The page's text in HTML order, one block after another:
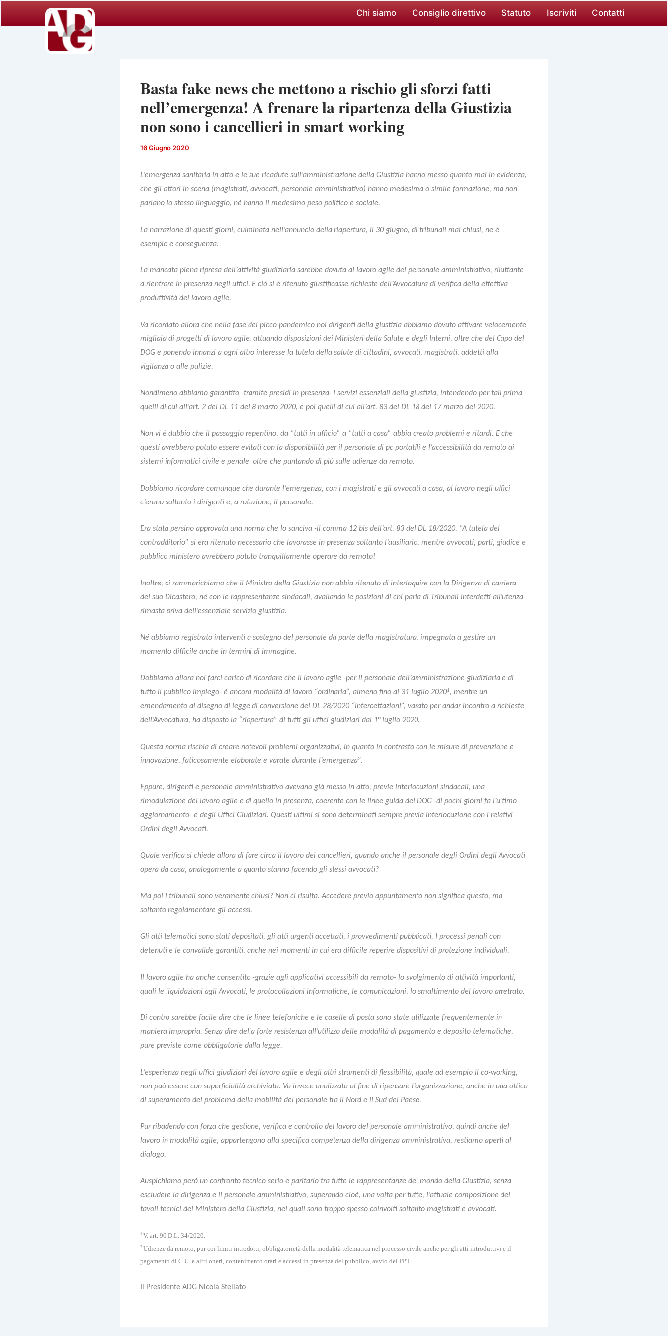
Chi siamo Consiglio direttivo Statuto Iscriviti Contatti
Basta fake news che mettono a rischio gli sforzi fatti
nell’emergenza! A frenare la ripartenza della Giustizia
non sono i cancellieri in smart working
16 Giugno 2020
L’emergenza sanitaria in atto e le sue ricadute sull’amministrazione della Giustizia hanno messo quanto mai in evidenza,
che gli attori in scena (magistrati, avvocati, personale amministrativo) hanno medesima o simile formazione, ma non
parlano lo stesso linguaggio, né hanno il medesimo peso politico e sociale.
La narrazione di questi giorni, culminata nell’annuncio della riapertura, il 30 giugno, di tribunali mai chiusi, ne è
esempio e conseguenza.
La mancata piena ripresa dell’attività giudiziaria sarebbe dovuta al lavoro agile del personale amministrativo, riluttante
a rientrare in presenza negli uffici. E ciò si è ritenuto giustificasse richieste dell’Avvocatura di verifica della effettiva
produttività del lavoro agile.
Va ricordato allora che nella fase del picco pandemico noi dirigenti della giustizia abbiamo dovuto attivare velocemente
migliaia di progetti di lavoro agile, attuando disposizioni dei Ministeri della Salute e degli Interni, oltre che del Capo del
DOG e ponendo innanzi a ogni altro interesse la tutela della salute di cittadini, avvocati, magistrati, addetti alla
vigilanza o alle pulizie.
Nondimeno abbiamo garantito -tramite presidi in presenza- i servizi essenziali della giustizia, intendendo per tali prima
quelli di cui all’art. 2 del DL 11 del 8 marzo 2020, e poi quelli di cui all’art. 83 del DL 18 del 17 marzo del 2020.
Non vi è dubbio che il passaggio repentino, da “tutti in ufficio” a “tutti a casa” abbia creato problemi e ritardi. E che
questi avrebbero potuto essere evitati con la disponibilità per il personale di pc portatili e l’accessibilità da remoto ai
sistemi informatici civile e penale, oltre che puntando di più sulle udienze da remoto.
Dobbiamo ricordare comunque che durante l’emergenza, con i magistrati e gli avvocati a casa, al lavoro negli uffici
c’erano soltanto i dirigenti e, a rotazione, il personale.
Era stata persino approvata una norma che lo sanciva -il comma 12 bis dell’art. 83 del DL 18/2020. “A tutela del
contradditorio” si era ritenuto necessario che lavorasse in presenza soltanto l’ausiliario, mentre avvocati, parti, giudice e
pubblico ministero avrebbero potuto tranquillamente operare da remoto!
Inoltre, ci rammarichiamo che il Ministro della Giustizia non abbia ritenuto di interloquire con la Dirigenza di carriera
del suo Dicastero, né con le rappresentanze sindacali, avallando le posizioni di chi parla di Tribunali interdetti all’utenza
rimasta priva dell’essenziale servizio giustizia.
Né abbiamo registrato interventi a sostegno del personale da parte della magistratura, impegnata a gestire un
momento difficile anche in termini di immagine.
Dobbiamo allora noi farci carico di ricordare che il lavoro agile -per il personale dell’amministrazione giudiziaria e di
tutto il pubblico impiego- è ancora modalità di lavoro “ordinaria”, almeno fino al 31 luglio 20201, mentre un
emendamento al disegno di legge di conversione del DL 28/2020 “intercettazioni”, varato per andar incontro a richieste
dell’Avvocatura, ha disposto la “riapertura” di tutti gli uffici giudiziari dal 1° luglio 2020.
Questa norma rischia di creare notevoli problemi organizzativi, in quanto in contrasto con le misure di prevenzione e
innovazione, faticosamente elaborate e varate durante l’emergenza2.
Eppure, dirigenti e personale amministrativo avevano già messo in atto, previe interlocuzioni sindacali, una
rimodulazione del lavoro agile e di quello in presenza, coerente con le linee guida del DOG -di pochi giorni fa l’ultimo
aggiornamento- e degli Uffici Giudiziari. Questi ultimi si sono determinati sempre previa interlocuzione con i relativi
Ordini degli Avvocati.
Quale verifica si chiede allora di fare circa il lavoro dei cancellieri, quando anche il personale degli Ordini degli Avvocati
opera da casa, analogamente a quanto stanno facendo gli stessi avvocati?
Ma poi i tribunali sono veramente chiusi? Non ci risulta. Accedere previo appuntamento non significa questo, ma
soltanto regolamentare gli accessi.
Gli atti telematici sono stati depositati, gli atti urgenti accettati, i provvedimenti pubblicati. I processi penali con
detenuti e le convalide garantiti, anche nei momenti in cui era difficile reperire dispositivi di protezione individuali.
Il lavoro agile ha anche consentito -grazie agli applicativi accessibili da remoto- lo svolgimento di attività importanti,
quali le liquidazioni agli Avvocati, le protocollazioni informatiche, le comunicazioni, lo smaltimento del lavoro arretrato.
Di contro sarebbe facile dire che le linee telefoniche e le caselle di posta sono state utilizzate frequentemente in
maniera impropria. Senza dire della forte resistenza all’utilizzo delle modalità di pagamento e deposito telematiche,
pure previste come obbligatorie dalla legge.
L’esperienza negli uffici giudiziari del lavoro agile e degli altri strumenti di flessibilità, quale ad esempio il co-working,
non può essere con superficialità archiviata. Va invece analizzata al fine di ripensare l’organizzazione, anche in una ottica
di superamento del problema della mobilità del personale tra il Nord e il Sud del Paese.
Pur ribadendo con forza che gestione, verifica e controllo del lavoro del personale amministrativo, quindi anche del
lavoro in modalità agile, appartengono alla specifica competenza della dirigenza amministrativa, restiamo aperti al
dialogo.
Auspichiamo però un confronto tecnico serio e paritario tra tutte le rappresentanze del mondo della Giustizia, senza
escludere la dirigenza e il personale amministrativo, superando cioè, una volta per tutte, l’attuale composizione dei
tavoli tecnici del Ministero della Giustizia, nei quali sono troppo spesso coinvolti soltanto magistrati e avvocati.
1 V. art. 90 D.L. 34/2020.
2 Udienze da remoto, pur coi limiti introdotti, obbligatorietà della modalità telematica nel processo civile anche per gli atti introduttivi e il
pagamento di C.U. e altri oneri, contenimento orari e accessi in presenza del pubblico, avvio del PPT.
Il Presidente ADG Nicola Stellato